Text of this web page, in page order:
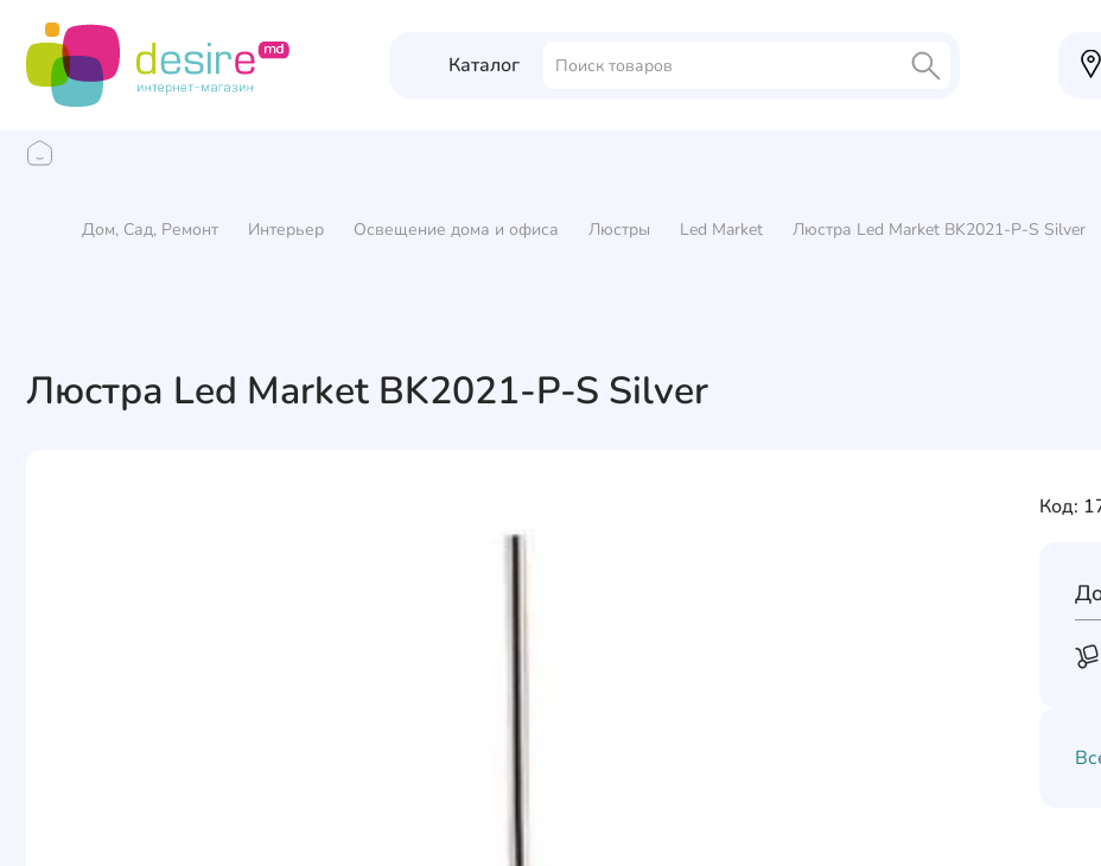
Каталог
Дом, Сад, Ремонт Интерьер Освещение дома и офиса Люстры Led Market Люстра Led Market BK2021-P-S Silver
Люстра Led Market BK2021-P-S Silver
Код: